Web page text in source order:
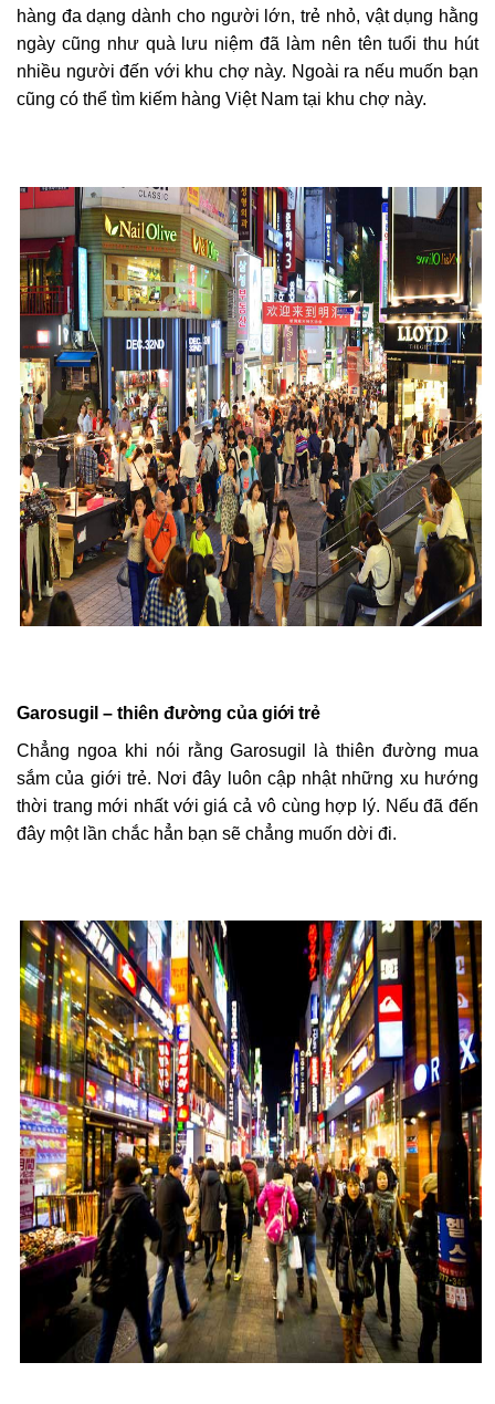
hàng đa dạng dành cho người lớn, trẻ nhỏ, vật dụng hằng
ngày cũng như quà lưu niệm đã làm nên tên tuổi thu hút
nhiều người đến với khu chợ này. Ngoài ra nếu muốn bạn
cũng có thể tìm kiếm hàng Việt Nam tại khu chợ này.
Garosugil – thiên đường của giới trẻ
Chẳng ngoa khi nói rằng Garosugil là thiên đường mua
sắm của giới trẻ. Nơi đây luôn cập nhật những xu hướng
thời trang mới nhất với giá cả vô cùng hợp lý. Nếu đã đến
đây một lần chắc hẳn bạn sẽ chẳng muốn dời đi.